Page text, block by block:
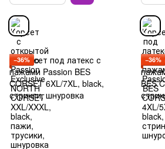
−36% −36%